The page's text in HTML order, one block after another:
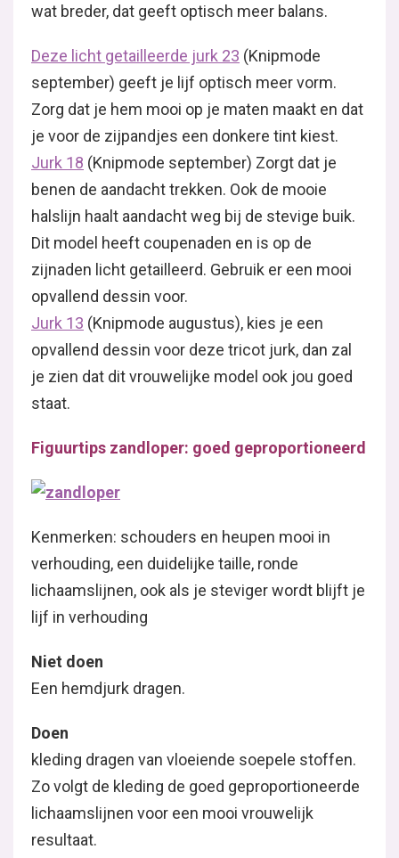
wat breder, dat geeft optisch meer balans.
Deze licht getailleerde jurk 23 (Knipmode
september) geeft je lijf optisch meer vorm.
Zorg dat je hem mooi op je maten maakt en dat
je voor de zijpandjes een donkere tint kiest.
Jurk 18 (Knipmode september) Zorgt dat je
benen de aandacht trekken. Ook de mooie
halslijn haalt aandacht weg bij de stevige buik.
Dit model heeft coupenaden en is op de
zijnaden licht getailleerd. Gebruik er een mooi
opvallend dessin voor.
Jurk 13 (Knipmode augustus), kies je een
opvallend dessin voor deze tricot jurk, dan zal
je zien dat dit vrouwelijke model ook jou goed
staat.
Figuurtips zandloper: goed geproportioneerd
Kenmerken: schouders en heupen mooi in
verhouding, een duidelijke taille, ronde
lichaamslijnen, ook als je steviger wordt blijft je
lijf in verhouding
Niet doen
Een hemdjurk dragen.
Doen
kleding dragen van vloeiende soepele stoffen.
Zo volgt de kleding de goed geproportioneerde
lichaamslijnen voor een mooi vrouwelijk
resultaat.